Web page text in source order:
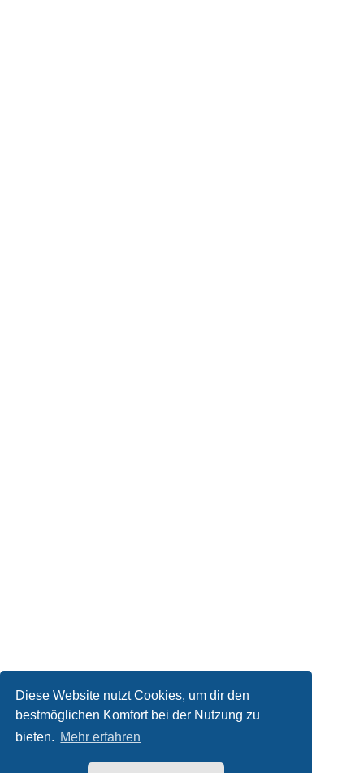
Diese Website nutzt Cookies, um dir den
bestmöglichen Komfort bei der Nutzung zu
bieten. Mehr erfahren